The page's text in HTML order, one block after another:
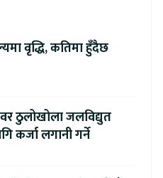
वृद्धि, कतिमा हुँदैछ
ठुलोखोला जलविद्युत
कर्जा लगानी गर्ने